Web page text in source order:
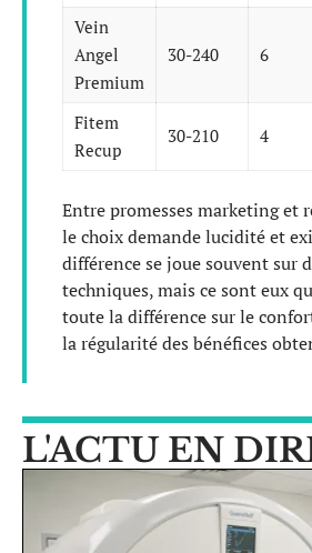
Vein
Angel
Premium
30-240 6
Fitem
Recup
30-210 4
Entre promesses marketing et
le choix demande lucidité et
différence se joue souvent sur
techniques, mais ce sont eux
toute la différence sur le
la régularité des bénéfices
L'ACTU EN